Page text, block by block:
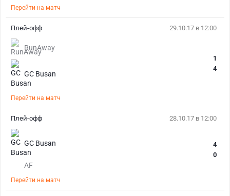
Перейти на матч
29.10.17 в 12:00
RunAway
GC Busan
1
4
Перейти на матч
Плей-офф
28.10.17 в 12:00
GC Busan
AF
4
0
Перейти на матч
Плей-офф